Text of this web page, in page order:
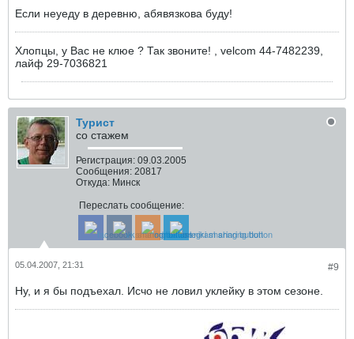
Если неуеду в деревню, абявязкова буду!
Хлопцы, у Вас не клюе ? Так звоните! , velcom 44-7482239,
лайф 29-7036821
Турист
со стажем
Регистрация: 09.03.2005
Сообщения: 20817
Откуда: Минск
Переслать сообщение:
#9
05.04.2007, 21:31
Ну, и я бы подъехал. Исчо не ловил уклейку в этом сезоне.